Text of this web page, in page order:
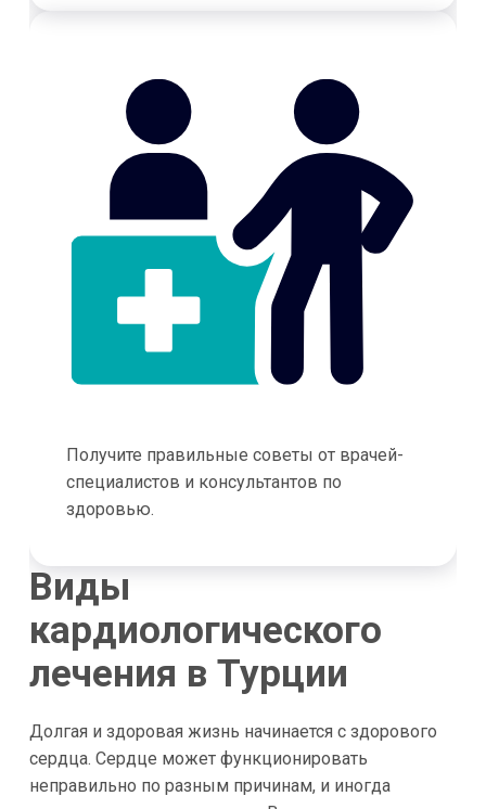
Получите правильные советы от врачей-
специалистов и консультантов по
здоровью.
Виды
кардиологического
лечения в Турции
Долгая и здоровая жизнь начинается с здорового
сердца. Сердце может функционировать
неправильно по разным причинам, и иногда